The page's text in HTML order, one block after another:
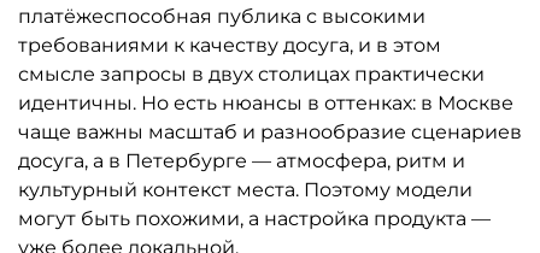
платёжеспособная публика с высокими
требованиями к качеству досуга, и в этом
смысле запросы в двух столицах практически
идентичны. Но есть нюансы в оттенках: в Москве
чаще важны масштаб и разнообразие сценариев
досуга, а в Петербурге — атмосфера, ритм и
культурный контекст места. Поэтому модели
могут быть похожими, а настройка продукта —
уже более локальной.